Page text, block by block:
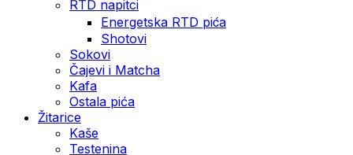
RTD napitci
Energetska RTD pića
Shotovi
Sokovi
Čajevi i Matcha
Kafa
Ostala pića
Žitarice
Kaše
Testenina